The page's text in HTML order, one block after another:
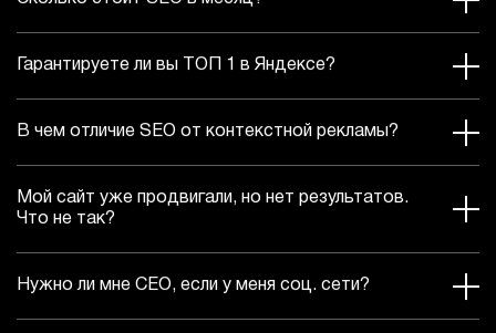
Гарантируете ли вы ТОП 1 в Яндексе?
В чем отличие SEO от контекстной рекламы?
Мой сайт уже продвигали, но нет результатов.
Что не так?
Нужно ли мне СЕО, если у меня соц. сети?